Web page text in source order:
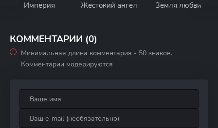
Империя Жестокий ангел Земля любви
КОММЕНТАРИИ (0)
Минимальная длина комментария - 50 знаков.
Комментарии модерируются